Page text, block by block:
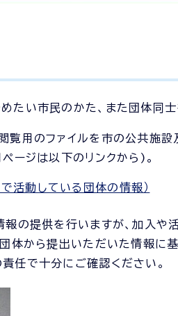
たい市民のかた、また団体同士
覧用のファイルを市の公共施設
ージは以下のリンクから)。
活動している団体の情報）
報の提供を行いますが、加入や
体から提出いただいた情報に
任で十分にご確認ください。